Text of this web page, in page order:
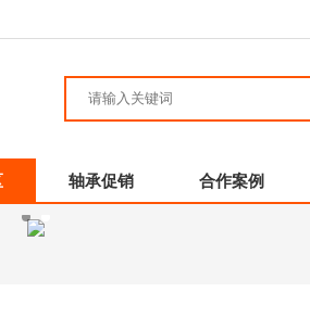
轴承促销 合作案例